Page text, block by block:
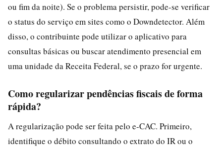
ou fim da noite). Se o problema persistir, pode-se verificar
o status do serviço em sites como o Downdetector. Além
disso, o contribuinte pode utilizar o aplicativo para
consultas básicas ou buscar atendimento presencial em
uma unidade da Receita Federal, se o prazo for urgente.
Como regularizar pendências fiscais de forma
rápida?
A regularização pode ser feita pelo e-CAC. Primeiro,
identifique o débito consultando o extrato do IR ou o